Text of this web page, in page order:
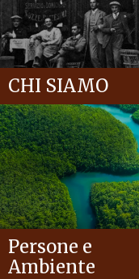
CHI SIAMO
Persone e
Ambiente